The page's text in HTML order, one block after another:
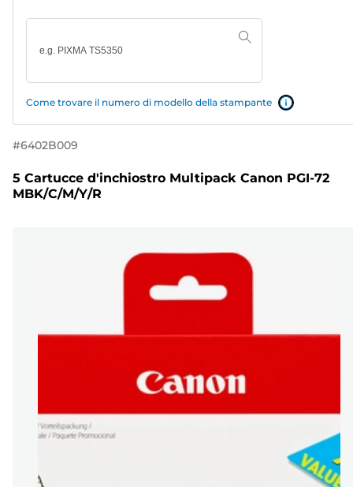
Come trovare il numero di modello della stampante
#6402B009
5 Cartucce d'inchiostro Multipack Canon PGI-72
MBK/C/M/Y/R